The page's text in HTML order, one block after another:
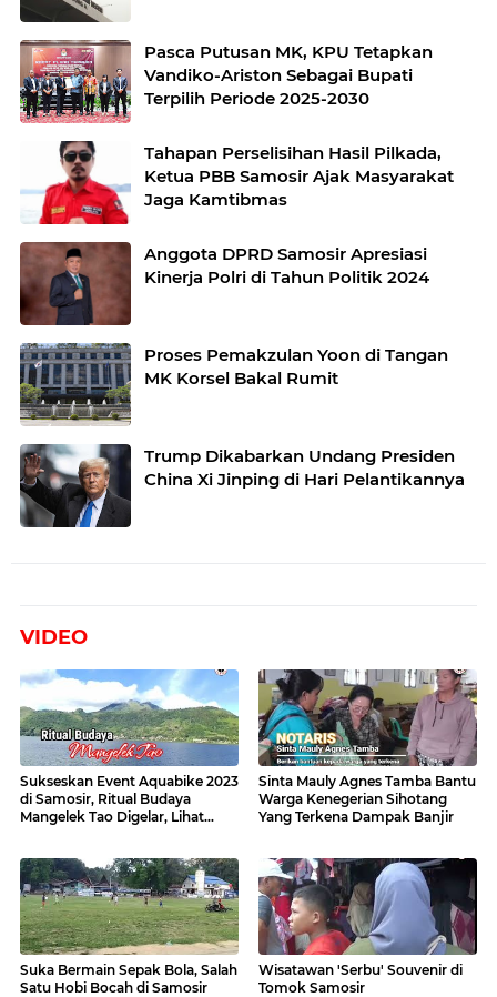
Pasca Putusan MK, KPU Tetapkan
Vandiko-Ariston Sebagai Bupati
Terpilih Periode 2025-2030
Tahapan Perselisihan Hasil Pilkada,
Ketua PBB Samosir Ajak Masyarakat
Jaga Kamtibmas
Anggota DPRD Samosir Apresiasi
Kinerja Polri di Tahun Politik 2024
Proses Pemakzulan Yoon di Tangan
MK Korsel Bakal Rumit
Trump Dikabarkan Undang Presiden
China Xi Jinping di Hari Pelantikannya
VIDEO
Sukseskan Event Aquabike 2023
di Samosir, Ritual Budaya
Mangelek Tao Digelar, Lihat
Sinta Mauly Agnes Tamba Bantu
Warga Kenegerian Sihotang
Yang Terkena Dampak Banjir
Suka Bermain Sepak Bola, Salah
Satu Hobi Bocah di Samosir
Wisatawan 'Serbu' Souvenir di
Tomok Samosir